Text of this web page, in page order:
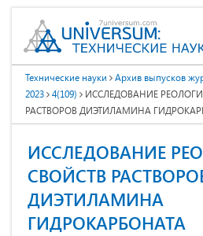
Технические науки
Архив выпусков
2023
4(109)
ИССЛЕДОВАНИЕ
РАСТВОРОВ ДИЭТИЛАМИНА
ИССЛЕДОВАНИЕ
СВОЙСТВ
ДИЭТИЛАМИНА
ГИДРОКАРБОНАТА